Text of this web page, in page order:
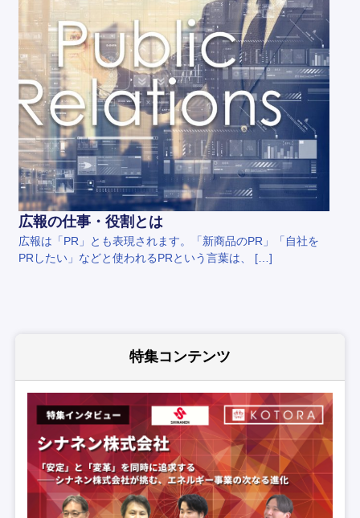
広報の仕事・役割とは
広報は「PR」とも表現されます。「新商品のPR」「自社を
PRしたい」などと使われるPRという言葉は、 […]
特集コンテンツ